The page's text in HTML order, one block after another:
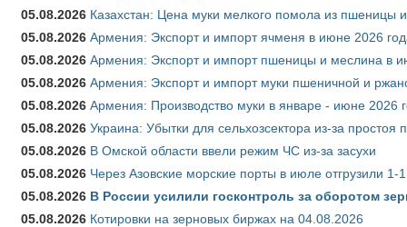
05.08.2026 Казахстан: Цена муки мелкого помола из пшеницы
05.08.2026 Армения: Экспорт и импорт ячменя в июне 2026
05.08.2026 Армения: Экспорт и импорт пшеницы и меслина в
05.08.2026 Армения: Экспорт и импорт муки пшеничной и
05.08.2026 Армения: Производство муки в январе - июне 2026
05.08.2026 Украина: Убытки для сельхозсектора из-за простоя
05.08.2026 В Омской области ввели режим ЧС из-за засухи
05.08.2026 Через Азовские морские порты в июле отгрузили
05.08.2026 В России усилили госконтроль за оборотом
05.08.2026 Котировки на зерновых биржах на 04.08.2026